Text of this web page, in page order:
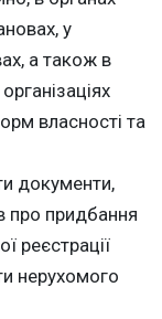
у
а також в
власності та
документи,
про придбання
реєстрації
нерухомого